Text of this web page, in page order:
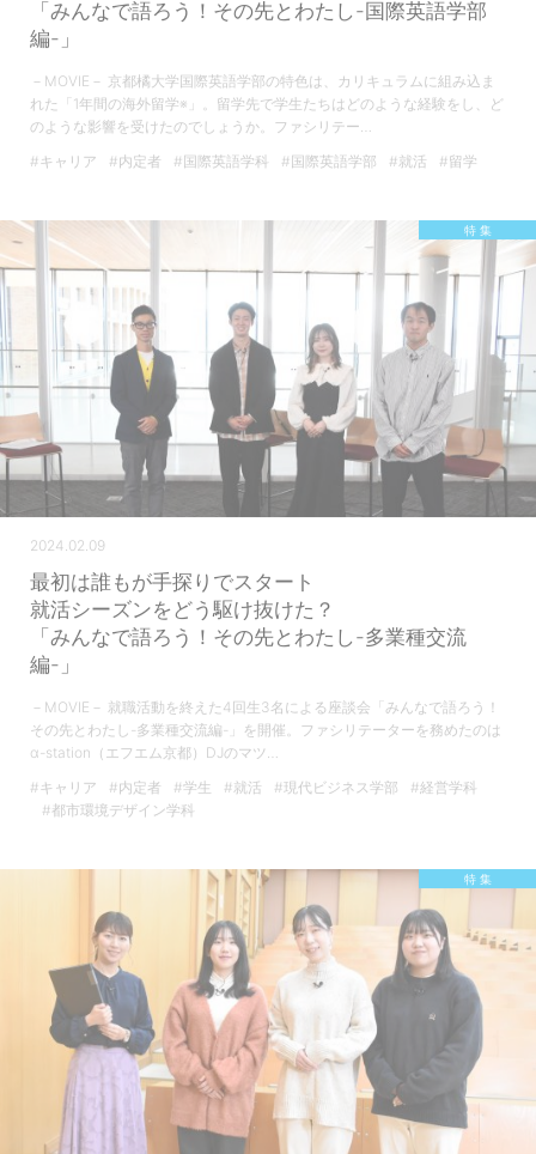
「みんなで語ろう！その先とわたし-国際英語学部
編-」
－MOVIE－ 京都橘大学国際英語学部の特色は、カリキュラムに組み込ま
れた「1年間の海外留学※」。留学先で学生たちはどのような経験をし、ど
のような影響を受けたのでしょうか。ファシリテー…
#キャリア
#内定者 #国際英語学科 #国際英語学部 #就活 #留学
特 集
2024.02.09
最初は誰もが手探りでスタート
就活シーズンをどう駆け抜けた？
「みんなで語ろう！その先とわたし-多業種交流
編-」
－MOVIE－ 就職活動を終えた4回生3名による座談会「みんなで語ろう！
その先とわたし-多業種交流編-」を開催。ファシリテーターを務めたのは
α-station（エフエム京都）DJのマツ…
#キャリア
#内定者 #学生 #就活 #現代ビジネス学部
#経営学科
#都市環境デザイン学科
特 集